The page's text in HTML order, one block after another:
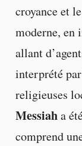
croyance et
moderne, en
allant
interprété
religieuses
Messiaha
comprend